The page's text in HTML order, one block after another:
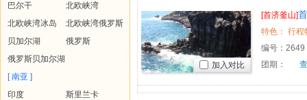
巴尔干
北欧峡湾
北欧峡湾冰岛
北欧峡湾俄罗斯
贝加尔湖
俄罗斯
俄罗斯贝加尔湖
[ 南亚 ]
印度
斯里兰卡
[首济釜山]
编号： 2649
团期：
加入对比